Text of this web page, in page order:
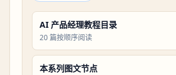
AI 产品经理教程目录
20 篇按顺序阅读
本系列图文节点